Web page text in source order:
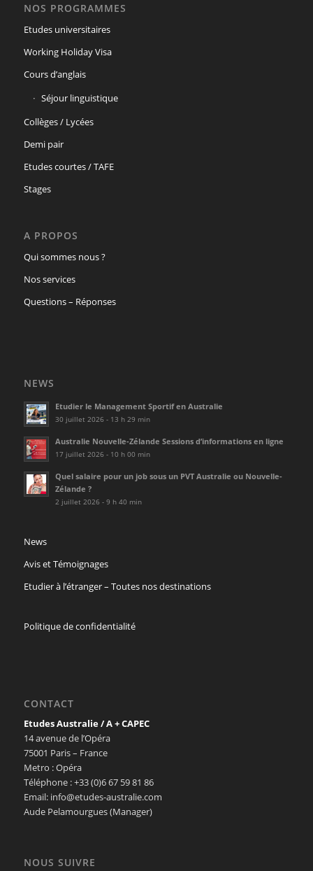
NOS PROGRAMMES
Etudes universitaires
Working Holiday Visa
Cours d’anglais
Séjour linguistique
Collèges / Lycées
Demi pair
Etudes courtes / TAFE
Stages
A PROPOS
Qui sommes nous ?
Nos services
Questions – Réponses
NEWS
Etudier le Management Sportif en Australie
30 juillet 2026 - 13 h 29 min
Australie Nouvelle-Zélande Sessions d’informations en ligne
17 juillet 2026 - 10 h 00 min
Quel salaire pour un job sous un PVT Australie ou Nouvelle-
Zélande ?
2 juillet 2026 - 9 h 40 min
News
Avis et Témoignages
Etudier à l’étranger – Toutes nos destinations
Politique de confidentialité
CONTACT
Etudes Australie / A + CAPEC
14 avenue de l’Opéra
75001 Paris – France
Metro : Opéra
Téléphone : +33 (0)6 67 59 81 86
Email: info@etudes-australie.com
Aude Pelamourgues (Manager)
NOUS SUIVRE